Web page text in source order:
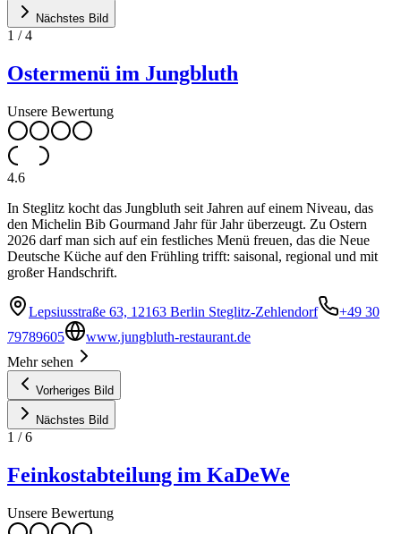
Nächstes Bild
1 /4
Ostermenü im Jungbluth
Unsere Bewertung
4.6
In Steglitz kocht das Jungbluth seit Jahren auf einem Niveau, das
den Michelin Bib Gourmand Jahr für Jahr überzeugt. Zu Ostern
2026 darf man sich auf ein festliches Menü freuen, das die Neue
Deutsche Küche auf den Frühling trifft: saisonal, regional und mit
großer Handschrift.
Lepsiusstraße 63, 12163 Berlin Steglitz-Zehlendorf
+49 30
79789605
www.jungbluth-restaurant.de
Mehr sehen
Vorheriges Bild
Nächstes Bild
1 /6
Feinkostabteilung im KaDeWe
Unsere Bewertung